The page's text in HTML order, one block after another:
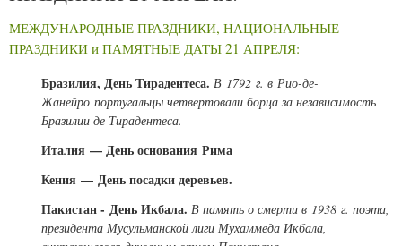
МЕЖДУНАРОДНЫЕ ПРАЗДНИКИ, НАЦИОНАЛЬНЫЕ
ПРАЗДНИКИ и ПАМЯТНЫЕ ДАТЫ 21 АПРЕЛЯ:
Бразилия, День Тирадентеса. В 1792 г. в Рио-де-
Жанейро португальцы четвертовали борца за независимость
Бразилии де Тирадентеса.
Италия — День основания Рима
Кения — День посадки деревьев.
Пакистан - День Икбала. В память о смерти в 1938 г. поэта,
президента Мусульманской лиги Мухаммеда Икбала,